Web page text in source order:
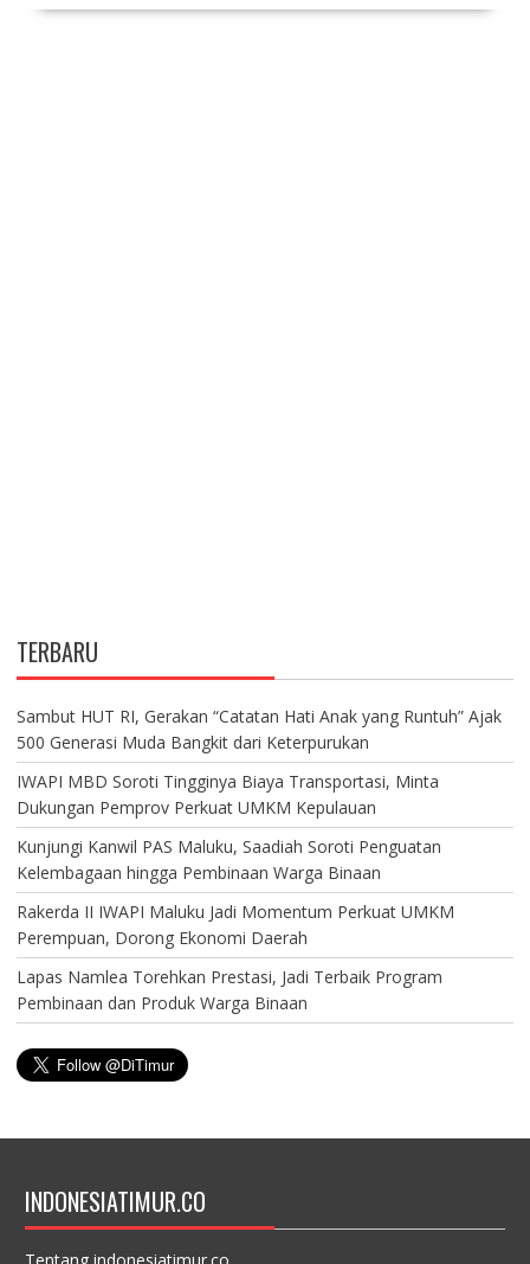
TERBARU
Sambut HUT RI, Gerakan “Catatan Hati Anak yang Runtuh” Ajak
500 Generasi Muda Bangkit dari Keterpurukan
IWAPI MBD Soroti Tingginya Biaya Transportasi, Minta
Dukungan Pemprov Perkuat UMKM Kepulauan
Kunjungi Kanwil PAS Maluku, Saadiah Soroti Penguatan
Kelembagaan hingga Pembinaan Warga Binaan
Rakerda II IWAPI Maluku Jadi Momentum Perkuat UMKM
Perempuan, Dorong Ekonomi Daerah
Lapas Namlea Torehkan Prestasi, Jadi Terbaik Program
Pembinaan dan Produk Warga Binaan
INDONESIATIMUR.CO